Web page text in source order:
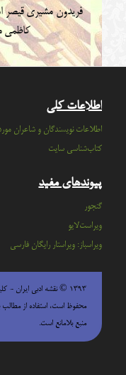
فریدون مشیری قیصر
کاظمی
اطلاعات کلی
اطلاعات نویسندگان و شاعران
کتاب‌شناسی سایت
پیوندهای مفید
گنجور
ویراست‌لایو
ویراسباز: ویراستار رایگان فارسی
۱۳۹۳ © نقشه ادبی ایران -
محفوظ است، استفاده از مطالب
منبع بلامانع است.